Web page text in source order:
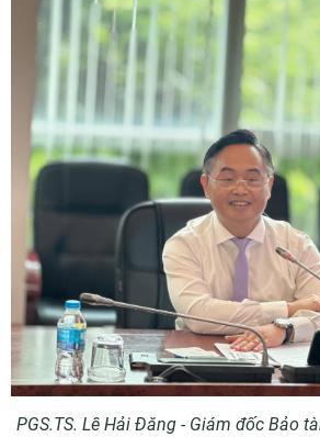
PGS.TS. Lê Hải Đăng - Giám đốc Bảo